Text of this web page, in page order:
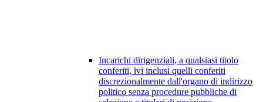
Incarichi dirigenziali, a qualsiasi titolo
conferiti, ivi inclusi quelli conferiti
discrezionalmente dall'organo di indirizzo
politico senza procedure pubbliche di